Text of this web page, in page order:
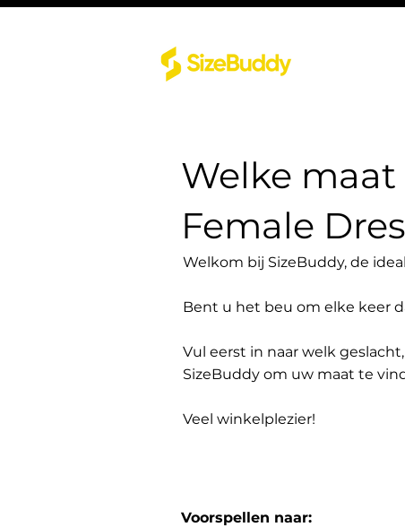
Welke
Female
Welkom bij SizeBuddy, de
Bent u het beu om elke keer
Vul eerst in naar welk
SizeBuddy om uw maat te
Veel winkelplezier!
Voorspellen naar: